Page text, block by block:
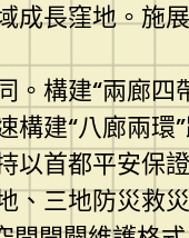
成長窪地。施
。構建“兩廊
構建“八廊兩
以首都平安保
、三地防災救